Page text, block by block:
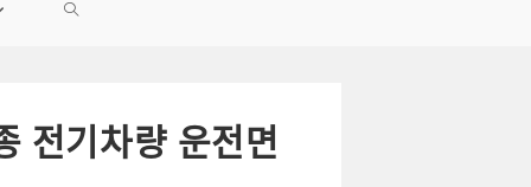
TOGGLE
SEARCH 운전면